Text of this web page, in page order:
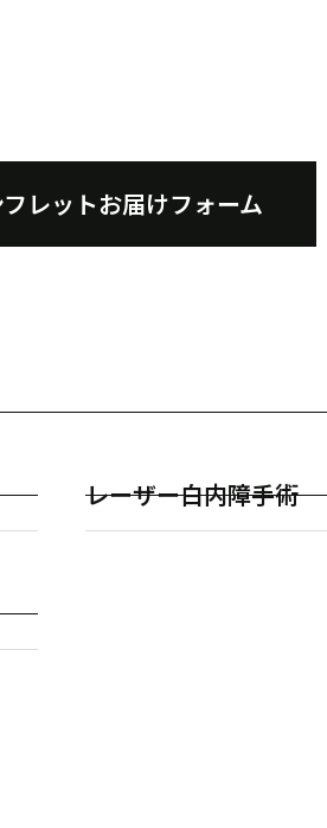
レットお届けフォーム
レーザー白内障手術